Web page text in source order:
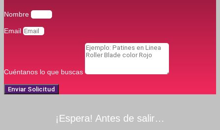
Nombre
Email
Cuéntanos lo que buscas
Enviar Solicitud
¡Espera! Antes de salir…